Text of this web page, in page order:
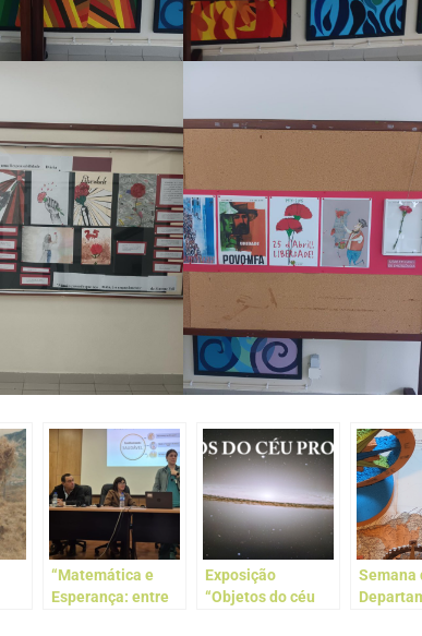
“Matemática e
Esperança: entre
Exposição
“Objetos do céu
Semana